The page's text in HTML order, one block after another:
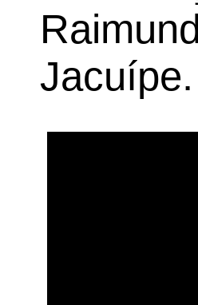
Jacuípe.